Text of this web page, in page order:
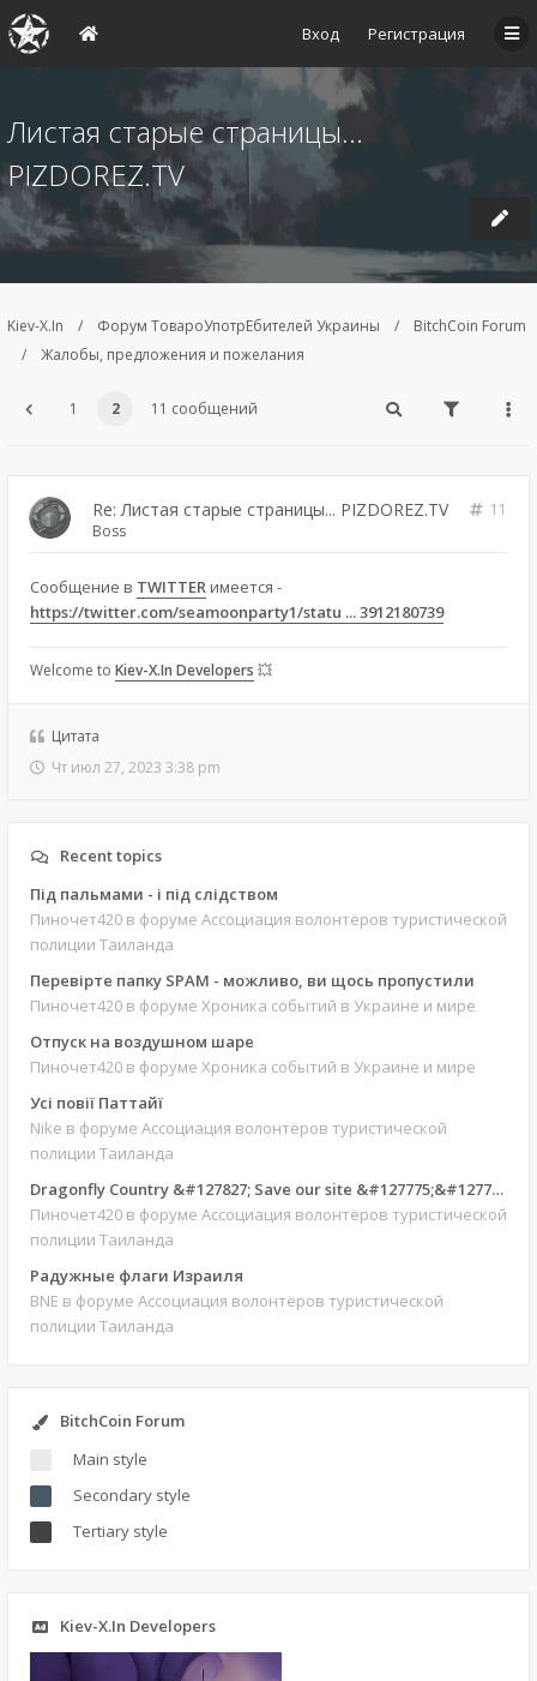
Вход Регистрация
Листая старые страницы...
PIZDOREZ.TV
Kiev-X.In Форум ТовароУпотрЕбителей Украины
BitchCoin Forum
Жалобы, предложения и пожелания
1 2 11 сообщений
Re: Листая старые страницы... PIZDOREZ.TV
11
Boss
Сообщение в TWITTER имеется -
https://twitter.com/seamoonparty1/statu ... 3912180739
Welcome to Kiev-X.In Developers 💥
Цитата
Чт июл 27, 2023 3:38 pm
Recent topics
Під пальмами - і під слідством
Пиночет420 в форуме Ассоциация волонтёров туристической
полиции Таиланда
Перевірте папку SPAM - можливо, ви щось пропустили
Пиночет420 в форуме Хроника событий в Украине и мире
Отпуск на воздушном шаре
Пиночет420 в форуме Хроника событий в Украине и мире
Усі повії Паттайї
Nike в форуме Ассоциация волонтёров туристической
полиции Таиланда
Dragonfly Country &#127827; Save our site &#127775;&#127769;
Пиночет420 в форуме Ассоциация волонтёров туристической
полиции Таиланда
Радужные флаги Израиля
BNE в форуме Ассоциация волонтёров туристической
полиции Таиланда
BitchCoin Forum
Main style
Secondary style
Tertiary style
Kiev-X.In Developers